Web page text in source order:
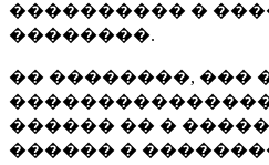
���������� �
��������.
�� ��������, ���
������ �� �
������ �